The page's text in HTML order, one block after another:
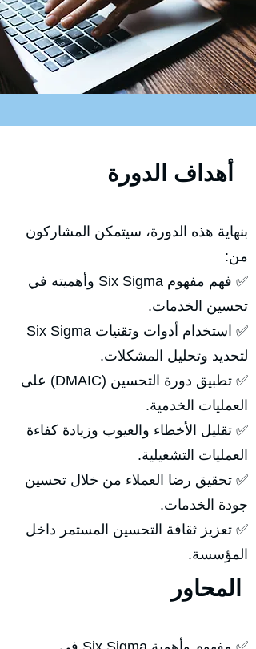
بنهاية هذه الدورة، سيتمكن المشاركون
من:
✅ فهم مفهوم Six Sigma وأهميته في
تحسين الخدمات.
✅ استخدام أدوات وتقنيات Six Sigma
لتحديد وتحليل المشكلات.
✅ تطبيق دورة التحسين (DMAIC) على
العمليات الخدمية.
✅ تقليل الأخطاء والعيوب وزيادة كفاءة
العمليات التشغيلية.
✅ تحقيق رضا العملاء من خلال تحسين
جودة الخدمات.
✅ تعزيز ثقافة التحسين المستمر داخل
المؤسسة.